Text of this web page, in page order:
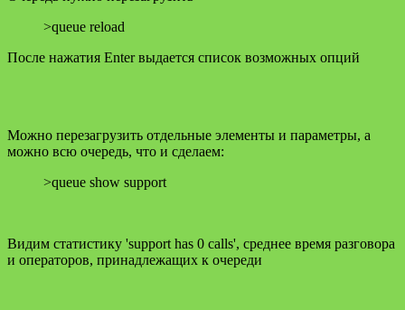
>queue reload
После нажатия Enter выдается список возможных опций
Можно перезагрузить отдельные элементы и параметры, а
можно всю очередь, что и сделаем:
>queue show support
Видим статистику 'support has 0 calls', среднее время разговора
и операторов, принадлежащих к очереди